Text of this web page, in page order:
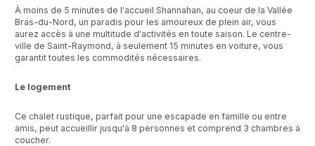
À moins de 5 minutes de l'accueil Shannahan, au coeur de la Vallée
Bras-du-Nord, un paradis pour les amoureux de plein air, vous
aurez accès à une multitude d'activités en toute saison. Le centre-
ville de Saint-Raymond, à seulement 15 minutes en voiture, vous
garantit toutes les commodités nécessaires.
Le logement
Ce chalet rustique, parfait pour une escapade en famille ou entre
amis, peut accueillir jusqu'à 8 personnes et comprend 3 chambres à
coucher.